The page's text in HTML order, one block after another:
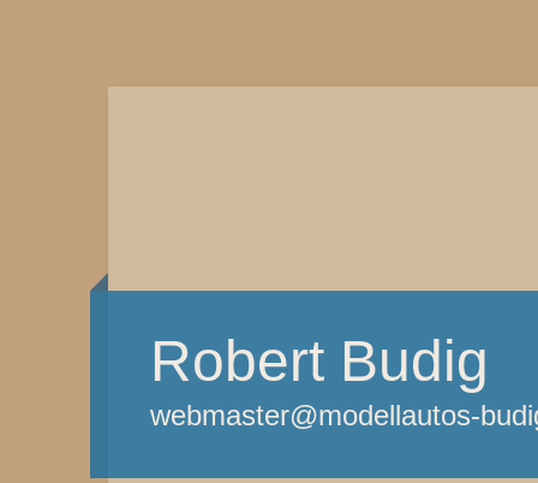
Robert Budig
webmaster@modellautos-